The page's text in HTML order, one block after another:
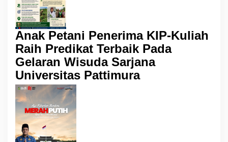
Anak Petani Penerima KIP-Kuliah
Raih Predikat Terbaik Pada
Gelaran Wisuda Sarjana
Universitas Pattimura